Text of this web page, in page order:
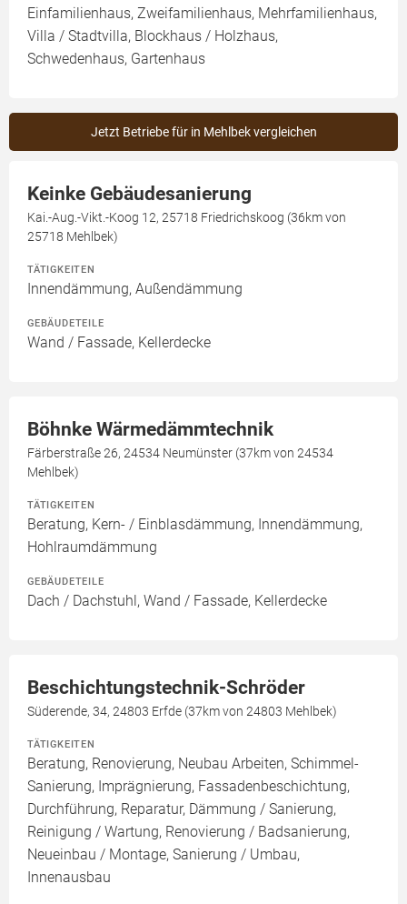
Einfamilienhaus, Zweifamilienhaus, Mehrfamilienhaus,
Villa / Stadtvilla, Blockhaus / Holzhaus,
Schwedenhaus, Gartenhaus
Jetzt Betriebe für in Mehlbek vergleichen
Keinke Gebäudesanierung
Kai.-Aug.-Vikt.-Koog 12, 25718 Friedrichskoog (36km von
25718 Mehlbek)
TÄTIGKEITEN
Innendämmung, Außendämmung
GEBÄUDETEILE
Wand / Fassade, Kellerdecke
Böhnke Wärmedämmtechnik
Färberstraße 26, 24534 Neumünster (37km von 24534
Mehlbek)
TÄTIGKEITEN
Beratung, Kern- / Einblasdämmung, Innendämmung,
Hohlraumdämmung
GEBÄUDETEILE
Dach / Dachstuhl, Wand / Fassade, Kellerdecke
Beschichtungstechnik-Schröder
Süderende, 34, 24803 Erfde (37km von 24803 Mehlbek)
TÄTIGKEITEN
Beratung, Renovierung, Neubau Arbeiten, Schimmel-
Sanierung, Imprägnierung, Fassadenbeschichtung,
Durchführung, Reparatur, Dämmung / Sanierung,
Reinigung / Wartung, Renovierung / Badsanierung,
Neueinbau / Montage, Sanierung / Umbau,
Innenausbau